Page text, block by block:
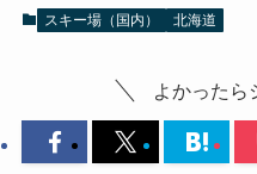
スキー場（国内） 北海道
よかったら